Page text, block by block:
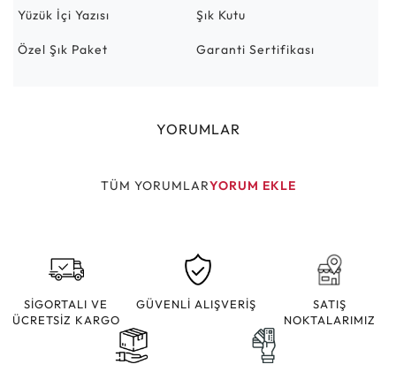
Yüzük İçi Yazısı Şık Kutu
Özel Şık Paket Garanti Sertifikası
YORUMLAR
TÜM YORUMLARYORUM EKLE
SİGORTALI VE
ÜCRETSİZ KARGO
GÜVENLİ ALIŞVERİŞ
SATIŞ
NOKTALARIMIZ